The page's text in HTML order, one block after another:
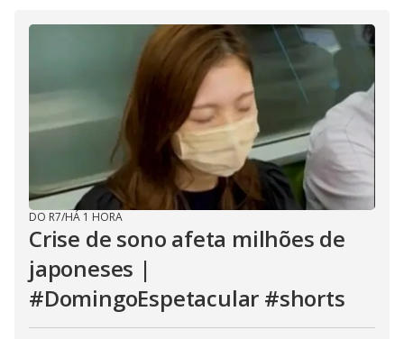
DO R7/HÁ 1 HORA
Crise de sono afeta milhões de
japoneses |
#DomingoEspetacular #shorts